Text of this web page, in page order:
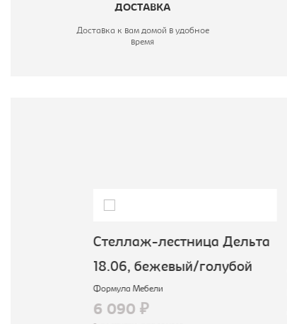
ДОСТАВКА
Доставка к вам домой в удобное
время
Стеллаж-лестница Дельта
18.06, бежевый/голубой
Формула Мебели
6 090 ₽